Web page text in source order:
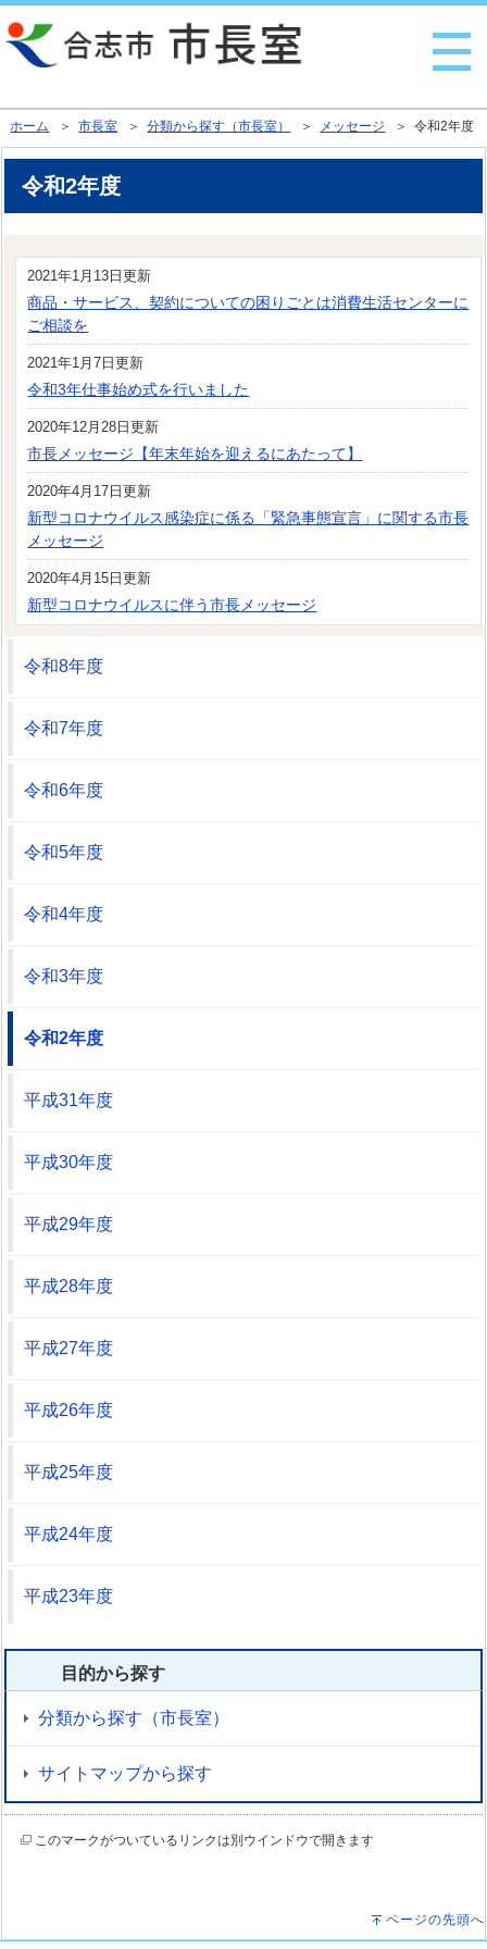
ホーム ＞市長室 ＞分類から探す（市長室） ＞ メッセージ ＞ 令和2年度
令和2年度
2021年1月13日更新
商品・サービス、契約についての困りごとは消費生活センターに
ご相談を
2021年1月7日更新
令和3年仕事始め式を行いました
2020年12月28日更新
市長メッセージ【年末年始を迎えるにあたって】
2020年4月17日更新
新型コロナウイルス感染症に係る「緊急事態宣言」に関する市長
メッセージ
2020年4月15日更新
新型コロナウイルスに伴う市長メッセージ
令和8年度
令和7年度
令和6年度
令和5年度
令和4年度
令和3年度
令和2年度
平成31年度
平成30年度
平成29年度
平成28年度
平成27年度
平成26年度
平成25年度
平成24年度
平成23年度
目的から探す
分類から探す（市長室）
サイトマップから探す
このマークがついているリンクは別ウインドウで開きます
ページの先頭へ